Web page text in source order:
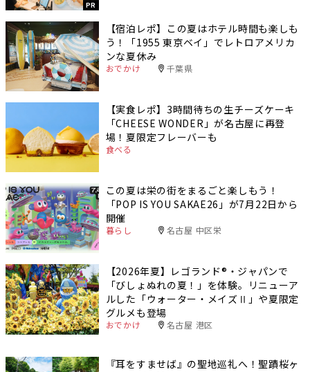
PR
【宿泊レポ】この夏はホテル時間も楽しも
う！「1955 東京ベイ」でレトロアメリカ
ンな夏休み
おでかけ 千葉県
【実食レポ】3時間待ちの生チーズケーキ
「CHEESE WONDER」が名古屋に再登
場！夏限定フレーバーも
食べる
この夏は栄の街をまるごと楽しもう！
「POP IS YOU SAKAE26」が7月22日から
開催
暮らし 名古屋 中区栄
【2026年夏】レゴランド®・ジャパンで
「びしょぬれの夏！」を体験。リニューア
ルした「ウォーター・メイズⅡ」や夏限定
グルメも登場
おでかけ 名古屋 港区
『耳をすませば』の聖地巡礼へ！聖蹟桜ヶ